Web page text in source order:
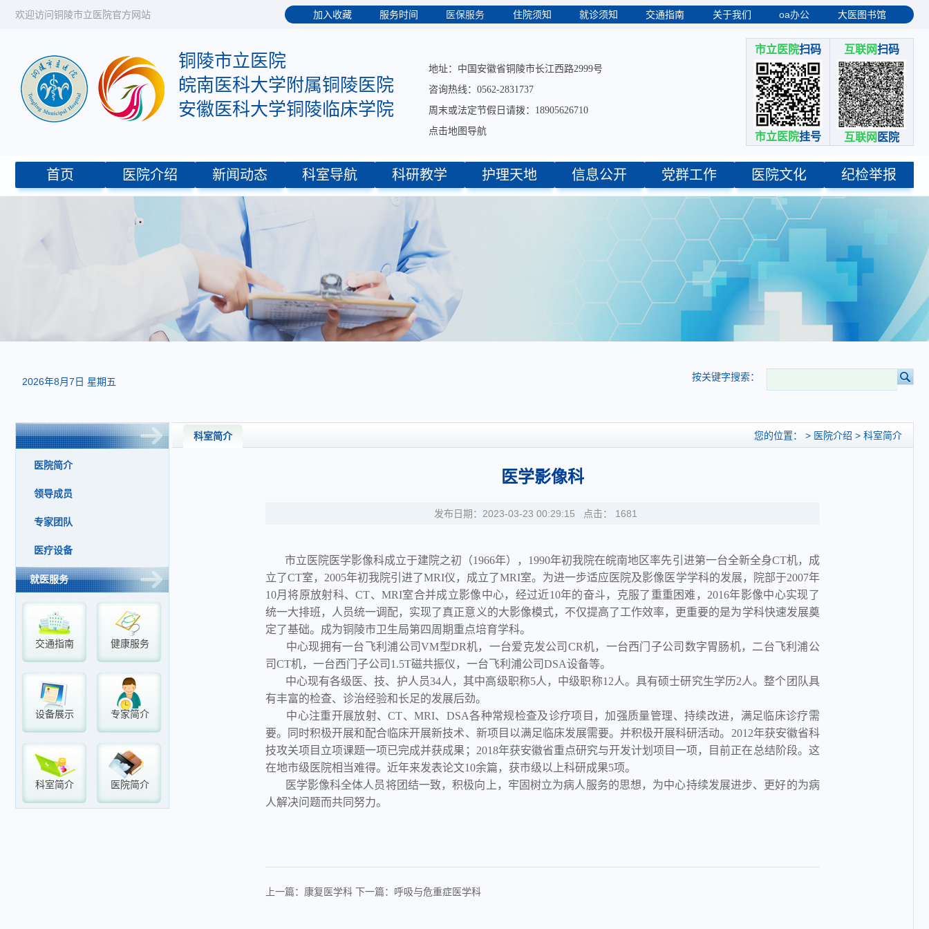
加入收藏 服务时间 医保服务 住院须知 就诊须知 交通指南 关于我们 oa办公 大医图书馆
欢迎访问铜陵市立医院官方网站
铜陵市立医院
皖南医科大学附属铜陵医院
安徽医科大学铜陵临床学院
地址：中国安徽省铜陵市长江西路2999号
咨询热线：0562-2831737
周末或法定节假日请拨：18905626710
点击地图导航
市立医院扫码
市立医院挂号
互联网扫码
互联网 医院
首页 医院介绍 新闻动态 科室导航 科研教学 护理天地 信息公开 党群工作 医院文化 纪检举报
2026年8月7日 星期五 按关键字搜索：
医院简介
领导成员
专家团队
医疗设备
就医服务
交通指南 健康服务
设备展示 专家简介
科室简介 医院简介
科室简介 您的位置： > 医院介绍 > 科室简介
医学影像科
发布日期：2023-03-23 00:29:15 点击： 1681
市立医院医学影像科成立于建院之初（1966年），1990年初我院在皖南地区率先引进第一台全新全身CT机，成
立了CT室，2005年初我院引进了MRI仪，成立了MRI室。为进一步适应医院及影像医学学科的发展，院部于2007年
10月将原放射科、CT、MRI室合并成立影像中心，经过近10年的奋斗，克服了重重困难，2016年影像中心实现了
统一大排班，人员统一调配，实现了真正意义的大影像模式，不仅提高了工作效率，更重要的是为学科快速发展奠
定了基础。成为铜陵市卫生局第四周期重点培育学科。
中心现拥有一台飞利浦公司VM型DR机，一台爱克发公司CR机，一台西门子公司数字胃肠机，二台飞利浦公
司CT机，一台西门子公司1.5T磁共振仪，一台飞利浦公司DSA设备等。
中心现有各级医、技、护人员34人，其中高级职称5人，中级职称12人。具有硕士研究生学历2人。整个团队具
有丰富的检查、诊治经验和长足的发展后劲。
中心注重开展放射、CT、MRI、DSA各种常规检查及诊疗项目，加强质量管理、持续改进，满足临床诊疗需
要。同时积极开展和配合临床开展新技术、新项目以满足临床发展需要。并积极开展科研活动。2012年获安徽省科
技攻关项目立项课题一项已完成并获成果；2018年获安徽省重点研究与开发计划项目一项，目前正在总结阶段。这
在地市级医院相当难得。近年来发表论文10余篇，获市级以上科研成果5项。
医学影像科全体人员将团结一致，积极向上，牢固树立为病人服务的思想，为中心持续发展进步、更好的为病
人解决问题而共同努力。
上一篇：康复医学科 下一篇：呼吸与危重症医学科